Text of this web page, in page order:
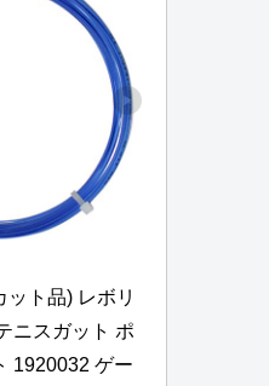
ット品) レボリ
ニスガット ポ
1920032 ゲー